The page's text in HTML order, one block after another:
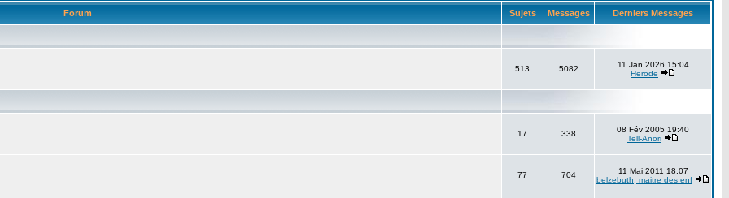
Forum Sujets Messages Derniers Messages
513 5082
11 Jan 2026 15:04
Herode
17 338
08 Fév 2005 19:40
Tell-Anori
77 704
11 Mai 2011 18:07
belzebuth, maitre des enf